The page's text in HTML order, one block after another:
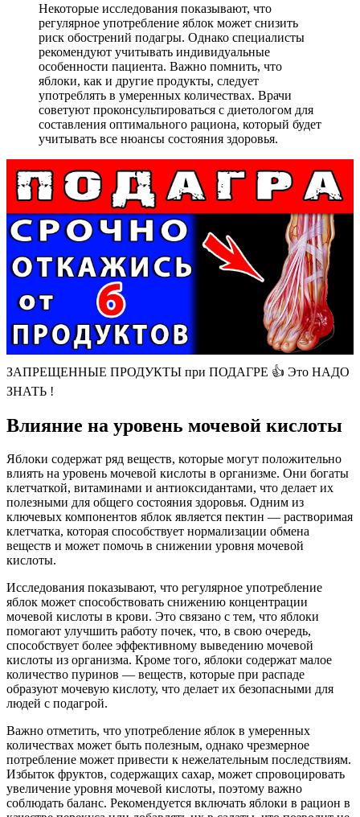
Некоторые исследования показывают, что
регулярное употребление яблок может снизить
риск обострений подагры. Однако специалисты
рекомендуют учитывать индивидуальные
особенности пациента. Важно помнить, что
яблоки, как и другие продукты, следует
употреблять в умеренных количествах. Врачи
советуют проконсультироваться с диетологом для
составления оптимального рациона, который будет
учитывать все нюансы состояния здоровья.
ЗАПРЕЩЕННЫЕ ПРОДУКТЫ при ПОДАГРЕ 👍 Это НАДО
ЗНАТЬ !
Влияние на уровень мочевой кислоты
Яблоки содержат ряд веществ, которые могут положительно
влиять на уровень мочевой кислоты в организме. Они богаты
клетчаткой, витаминами и антиоксидантами, что делает их
полезными для общего состояния здоровья. Одним из
ключевых компонентов яблок является пектин — растворимая
клетчатка, которая способствует нормализации обмена
веществ и может помочь в снижении уровня мочевой
кислоты.
Исследования показывают, что регулярное употребление
яблок может способствовать снижению концентрации
мочевой кислоты в крови. Это связано с тем, что яблоки
помогают улучшить работу почек, что, в свою очередь,
способствует более эффективному выведению мочевой
кислоты из организма. Кроме того, яблоки содержат малое
количество пуринов — веществ, которые при распаде
образуют мочевую кислоту, что делает их безопасными для
людей с подагрой.
Важно отметить, что употребление яблок в умеренных
количествах может быть полезным, однако чрезмерное
потребление может привести к нежелательным последствиям.
Избыток фруктов, содержащих сахар, может спровоцировать
увеличение уровня мочевой кислоты, поэтому важно
соблюдать баланс. Рекомендуется включать яблоки в рацион в